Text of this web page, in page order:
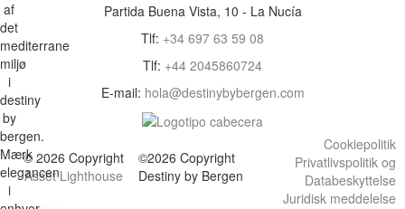
Partida Buena Vista, 10 - La Nucía
Tlf: +34 697 63 59 08
Tlf: +44 2045860724
E-mail: hola@destinybybergen.com
© 2026 Copyright
Asset Lighthouse
©2026 Copyright
Destiny by Bergen
Cookiepolitik
Privatlivspolitik og
Databeskyttelse
Juridisk meddelelse